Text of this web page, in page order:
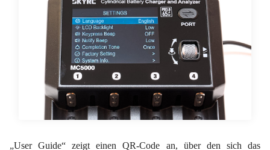
„User Guide“ zeigt einen QR-Code an, über den sich das